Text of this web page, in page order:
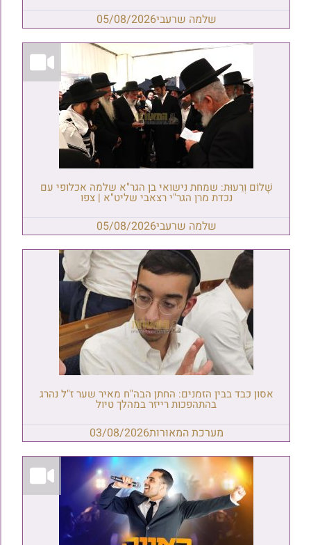
שלמה שרעבי05/08/2026
שָׁלוֹם וְרֵעוּת: שמחת נישואי בן הגר"א שלמה אכלופי עם
נכדת מרן הגר"י רצאבי שליט"א | צפו
שלמה שרעבי05/08/2026
אסון כבד בבין הזמנים: החתן הבה"ח מאיר שער ז"ל נהרג
בהתהפכות רייזר במהלך טיול
מערכת המאורות03/08/2026